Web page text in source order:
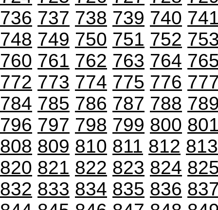
736 737 738 739 740
748 749 750 751 752
760 761 762 763 764
772 773 774 775 776
784 785 786 787 788
796 797 798 799 800
808 809 810 811 812 813
820 821 822 823 824
832 833 834 835 836